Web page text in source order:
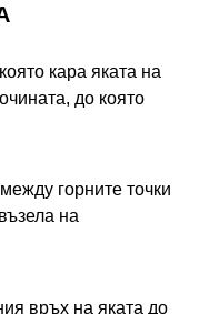
кара яката на
до която
горните точки
на
връх на яката до